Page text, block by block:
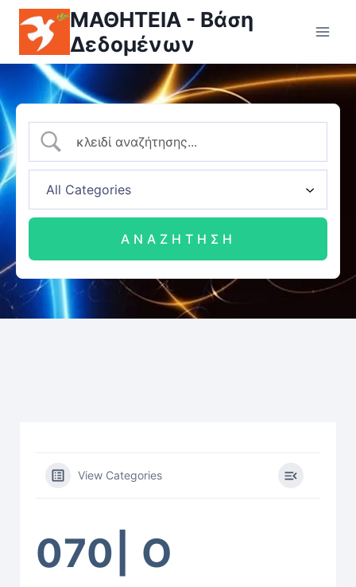
ΜΑΘΗΤΕΙΑ - Βάση
Δεδομένων
View Categories
070| Ὁ